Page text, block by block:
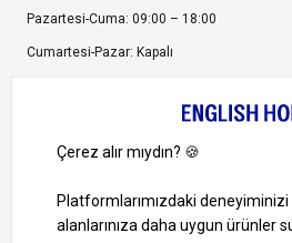
Pazartesi-Cuma: 09:00 – 18:00
Cumartesi-Pazar: Kapalı
Ayrıcalıklardan yararlanmak için
1000 TL ve Üzeri Alışverişlerinizde Kargo